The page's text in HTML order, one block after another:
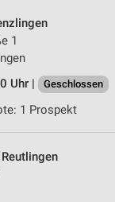
1
Uhr |
Geschlossen
1 Prospekt
Reutlingen